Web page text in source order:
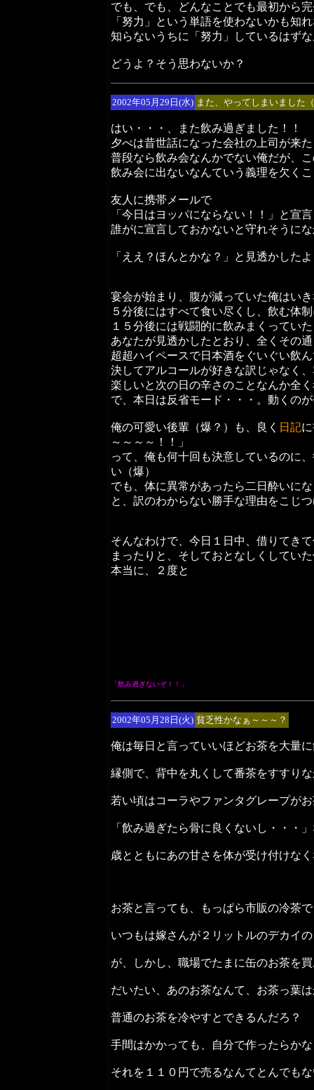
でも、でも、どんなことでも最初から
「努力」という単語を使わないかも知
知らないうちに「努力」しているは
どうよ？そう思わないか？
2002年05月29日(水) また、やってしまいました
はい・・・、また飲み過ぎました！！
夕べは昔世話になった会社の上司が来
普段なら飲み会なんかでない俺だが、
飲み会に出ないなんていう義理を欠く
友人に携帯メールで
「今日はヨッパにならない！！」と宣
誰がに宣言しておかないと守れそうに
「ええ？ほんとかな？」と見透かした
宴会が始まり、腹が減っていた俺はい
５分後にはすべて食い尽くし、飲む体
１５分後には戦闘的に飲みまくってい
あなたが見透かしたとおり、全くその
超超ハイペースで日本酒をぐいぐい飲
決してアルコールが好きな訳じゃなく
楽しいと次の日の辛さのことなんか全
で、本日は反省モード・・・。動くの
俺の可愛い後輩（爆？）も、良く 日記
～～～～！！」
って、俺も何十回も決意しているのに
い（爆）
でも、体に異常があったら二日酔いに
と、訳のわからない勝手な理由をこじ
そんなわけで、今日１日中、借りてき
まったりと、そしておとなしくしてい
本当に、２度と
「飲み過ぎないぞ！！」
2002年05月28日(火) 貧乏性かなぁ～～～？
俺は毎日と言っていいほどお茶を大量
縁側で、背中を丸くして番茶をすすり
若い頃はコーラやファンタグレープが
「飲み過ぎたら骨に良くないし・・・
歳とともにあの甘さを体が受け付けな
お茶と言っても、もっぱら市販の冷茶
いつもは嫁さんが２リットルのデカイ
が、しかし、職場でたまに缶のお茶を
だいたい、あのお茶なんて、お茶っ葉
普通のお茶を冷やすとできるんだろ？
手間はかかっても、自分で作ったらか
それを１１０円で売るなんてとんで